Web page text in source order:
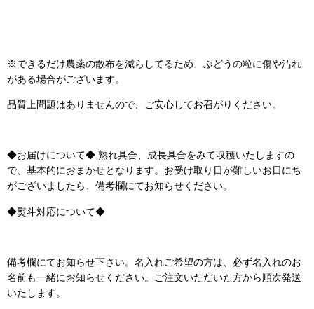
※できるだけ農薬の散布を減らしてるため、ぶどうの粒に傷や汚れ
がある場合がございます。
品質上問題はありませんので、ご安心してお召がりください。
◆お届けについて◆ 熟れ具合、成長具合をみて収穫いたしますの
で、基本的におまかせとなります。お受け取り日が難しいお日にち
がございましたら、備考欄にてお知らせください。
◆熨斗対応について◆
備考欄にてお知らせ下さい。名入れご希望の方は、必ず名入れのお
名前も一緒にお知らせください。ご注文いただいた方から順次発送
いたします。